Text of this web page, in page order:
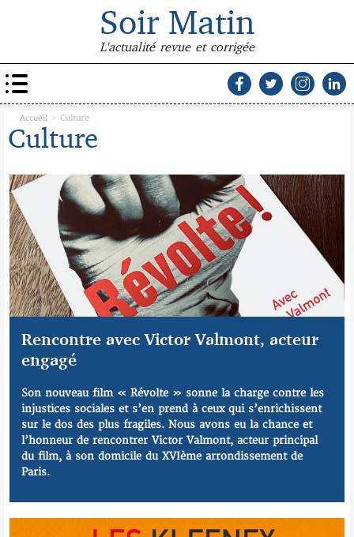
Soir Matin
L'actualité revue et corrigée
Accueil > Culture
Culture
Rencontre avec Victor Valmont, acteur
engagé
Son nouveau film « Révolte » sonne la charge contre les
injustices sociales et s’en prend à ceux qui s’enrichissent
sur le dos des plus fragiles. Nous avons eu la chance et
l’honneur de rencontrer Victor Valmont, acteur principal
du film, à son domicile du XVIème arrondissement de
Paris.